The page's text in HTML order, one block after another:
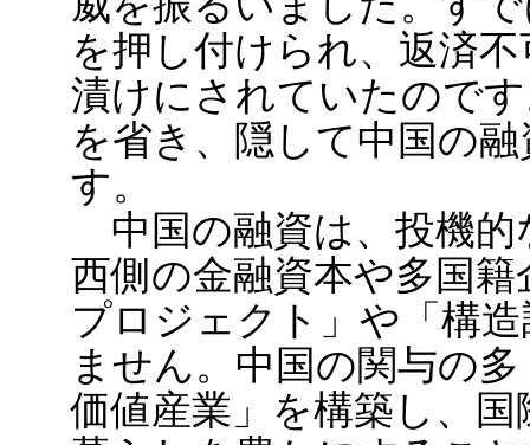
を押し付けられ、返済
漬けにされていたので
を省き、隠して中国の
す。
中国の融資は、投機的
西側の金融資本や多国
プロジェクト」や「構
ません。中国の関与の
価値産業」を構築し、